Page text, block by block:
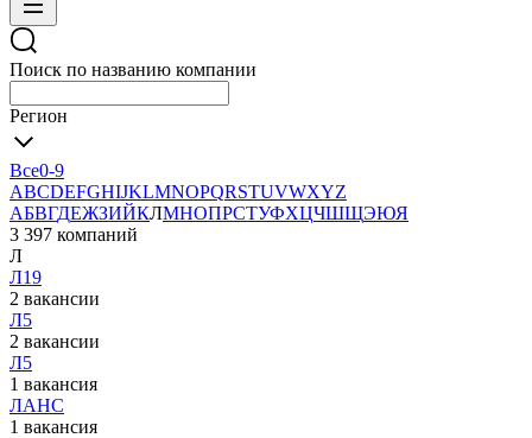
Поиск по названию компании
Регион
Все0-9
ABCDEFGHIJKLMNOPQRSTUVWXYZ
АБВГДЕЖЗИЙКЛМНОПРСТУФХЦЧШЩЭЮЯ
3 397 компаний
Л
Л19
2 вакансии
Л5
2 вакансии
Л5
1 вакансия
ЛAНС
1 вакансия